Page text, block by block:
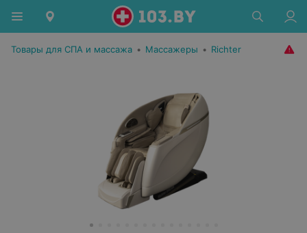
Товары для СПА и массажа • Массажеры • Richter